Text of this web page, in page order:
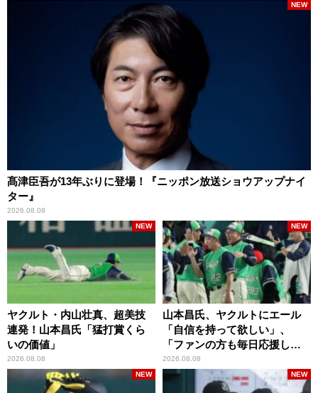
髙津臣吾が13年ぶりに登場！『ニッポン放送ショウアップナイ
ター』
2026.08.08
NEW
ヤクルト・内山壮真、超美技
連発！山本昌氏「猛打賞くら
いの価値」
2026.08.08
NEW
山本昌氏、ヤクルトにエール
「自信を持って欲しい」、
「ファンの方も毎日応援して
くれています」
2026.08.08
NEW
NEW NEW